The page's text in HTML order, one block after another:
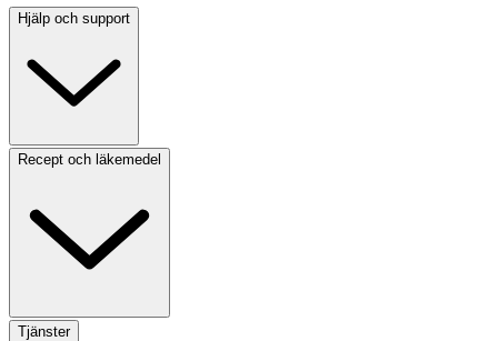
Hjälp och support
Recept och läkemedel
Tjänster